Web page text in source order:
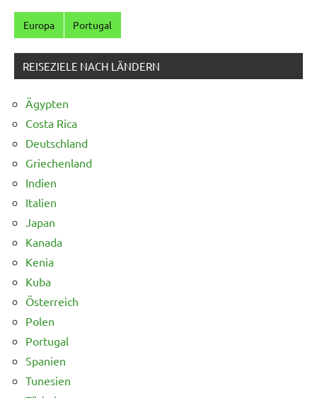
Europa Portugal
REISEZIELE NACH LÄNDERN
Ägypten
Costa Rica
Deutschland
Griechenland
Indien
Italien
Japan
Kanada
Kenia
Kuba
Österreich
Polen
Portugal
Spanien
Tunesien